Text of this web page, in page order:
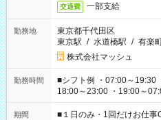
交通費 一部支給
勤務地
東京都千代田区
東京駅 / 水道橋駅 / 有楽
株式会社マッシュ
勤務時間
■シフト例 ・07:00～19:30
18:00～23:00 ・19:00～
etc ★最短で3時間で5,120円のお仕事から 15時間で2万円近く稼
げるお仕事も！ ご希望のお時間に合わせてご紹介！ ※シフトは
期間 ■１日のみ・1回だけお仕事